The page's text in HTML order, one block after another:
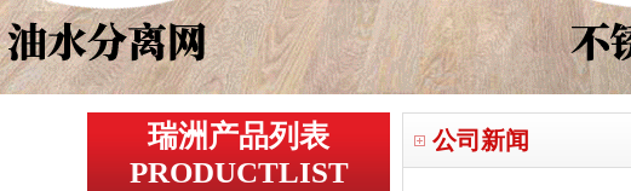
瑞洲产品列表
PRODUCTLIST
公司新闻